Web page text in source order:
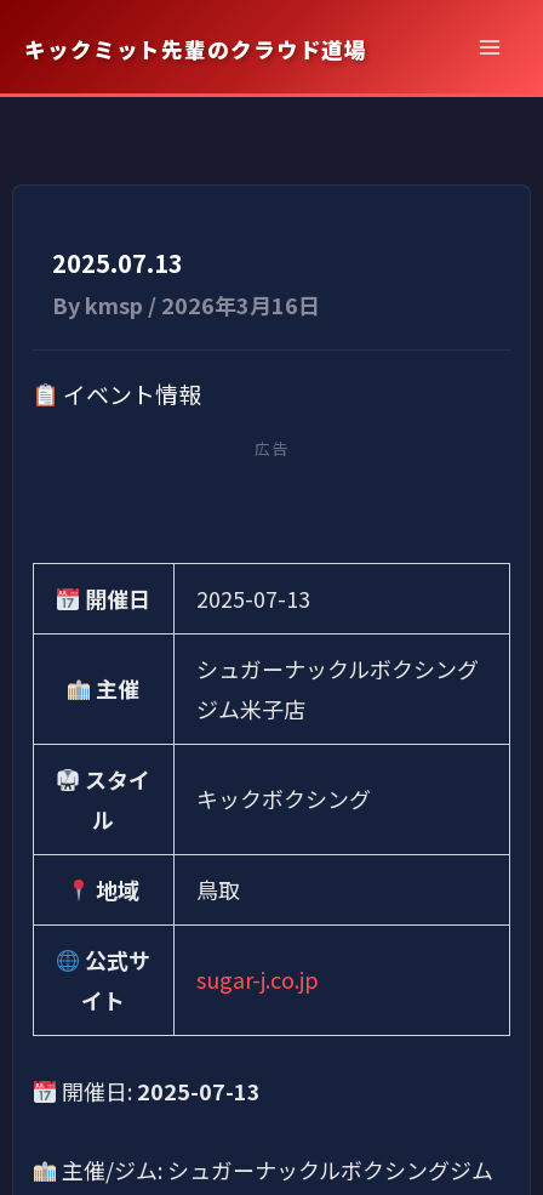
を
キ
キックミット先輩のクラウド道場
2025.07.13
Bykmsp /2026年3月16日
イベント情報
広告
開催日 2025-07-13
主催
シュガーナックルボクシング
ジム米子店
スタイ
ル
キックボクシング
地域 鳥取
公式サ
イト
sugar-j.co.jp
開催日:2025-07-13
主催/ジム: シュガーナックルボクシングジム